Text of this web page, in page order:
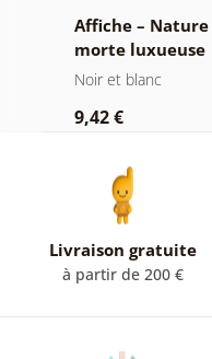
Affiche – Nature
morte luxueuse
en noir et blanc
Noir et blanc
9,42 €
Livraison gratuite
à partir de 200 €